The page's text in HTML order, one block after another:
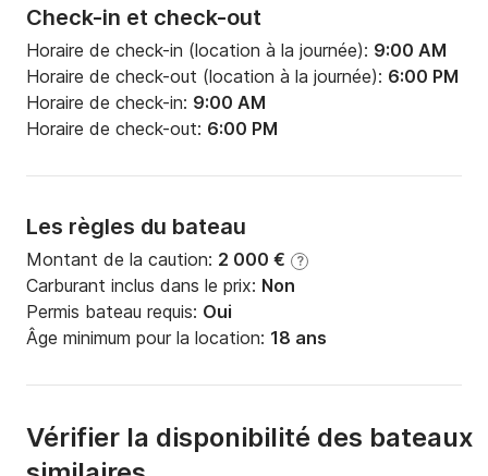
Check-in et check-out
Horaire de check-in (location à la journée): 9:00 AM
Horaire de check-out (location à la journée): 6:00 PM
Horaire de check-in: 9:00 AM
Horaire de check-out: 6:00 PM
Les règles du bateau
Montant de la caution: 2 000 € ?
Carburant inclus dans le prix: Non
Permis bateau requis: Oui
Âge minimum pour la location: 18 ans
Vérifier la disponibilité des bateaux